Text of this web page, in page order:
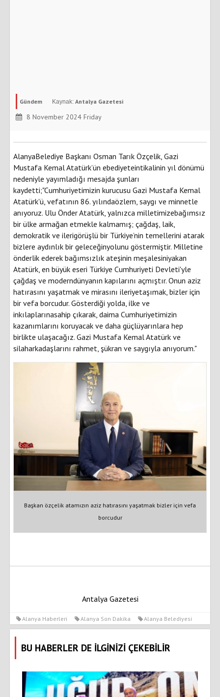
Gündem Antalya Gazetesi
8 November 2024 Friday
AlanyaBelediye Başkanı Osman Tarık Özçelik, Gazi
Mustafa Kemal Atatürk’ün ebediyeteintikalinin yıl dönümü
nedeniyle yayımladığı mesajda şunları
kaydetti;"Cumhuriyetimizin kurucusu Gazi Mustafa Kemal
Atatürk'ü, vefatının 86. yılındaözlem, saygı ve minnetle
anıyoruz. Ulu Önder Atatürk, yalnızca milletimizebağımsız
bir ülke armağan etmekle kalmamış; çağdaş, laik,
demokratik ve ilerigörüşlü bir Türkiye’nin temellerini atarak
bizlere aydınlık bir geleceğinyolunu göstermiştir. Milletine
önderlik ederek bağımsızlık ateşinin meşalesiniyakan
Atatürk, en büyük eseri Türkiye Cumhuriyeti Devleti'yle
çağdaş ve moderndünyanın kapılarını açmıştır. Onun aziz
hatırasını yaşatmak ve mirasını ileriyetaşımak, bizler için
bir vefa borcudur. Gösterdiği yolda, ilke ve
inkılaplarınasahip çıkarak, daima Cumhuriyetimizin
kazanımlarını koruyacak ve daha güçlüyarınlara hep
birlikte ulaşacağız. Gazi Mustafa Kemal Atatürk ve
silaharkadaşlarını rahmet, şükran ve saygıyla anıyorum."
Başkan özçelik atamızın aziz hatırasını yaşatmak bizler için vefa
borcudur
Antalya Gazetesi
Alanya Haberleri Alanya Son Dakika Alanya Belediyesi
BU HABERLER DE İLGİNİZİ ÇEKEBİLİR